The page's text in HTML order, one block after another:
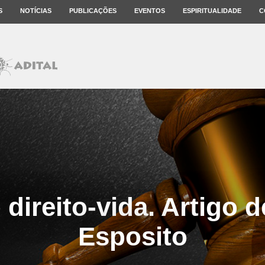
NOTÍCIAS PUBLICAÇÕES EVENTOS ESPIRITUALIDADE
vida. Artigo
Esposito